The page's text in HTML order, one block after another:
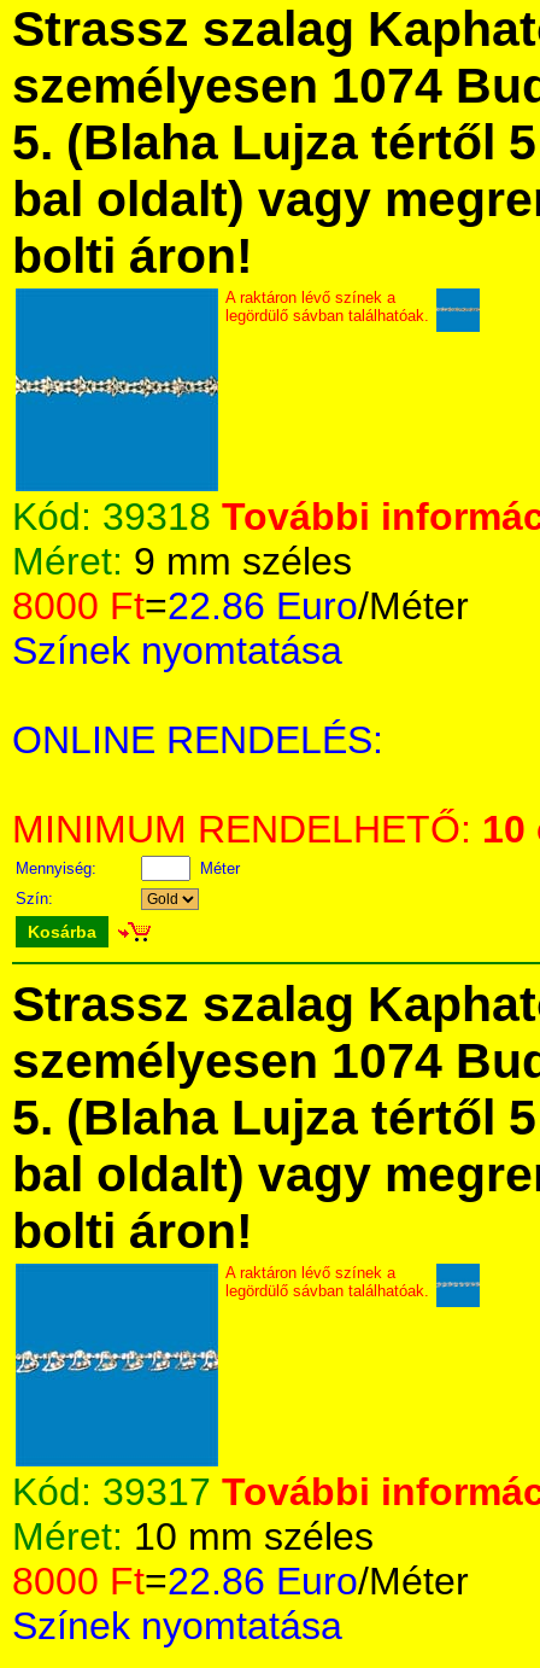
Strassz szalag
személyesen 1074
5. (Blaha Lujza tértől
bal oldalt) vagy
bolti áron!
A raktáron lévő színek a
legördülő sávban találhatóak.
Kód: 39318 További
Méret: 9 mm széles
8000 Ft=22.86 Euro/Méter
Színek nyomtatása
ONLINE RENDELÉS:
MINIMUM RENDELHETŐ: 10
Mennyiség:
Méter
Szín:
Kosárba
Strassz szalag
személyesen 1074
5. (Blaha Lujza tértől
bal oldalt) vagy
bolti áron!
A raktáron lévő színek a
legördülő sávban találhatóak.
Kód: 39317 További
Méret: 10 mm széles
8000 Ft=22.86 Euro/Méter
Színek nyomtatása